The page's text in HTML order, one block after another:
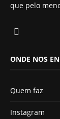
que pelo
ONDE NOS
Quem faz
Instagram